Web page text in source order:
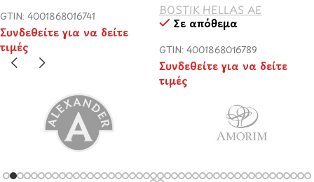
GTIN: 4001868016741
Συνδεθείτε για να δείτε
τιμές
BOSTIK HELLAS AE
Σε απόθεμα
GTIN: 4001868016789
Συνδεθείτε για να δείτε
τιμές